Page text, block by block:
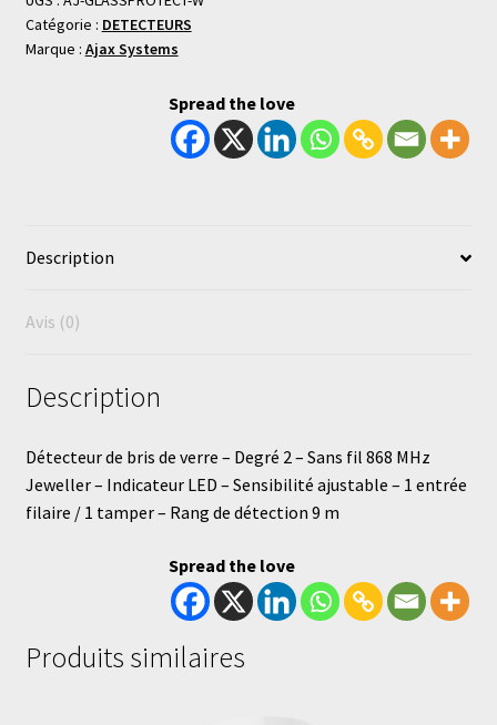
Catégorie : DETECTEURS
Marque : Ajax Systems
Spread the love
Description
Avis (0)
Description
Détecteur de bris de verre – Degré 2 – Sans fil 868 MHz
Jeweller – Indicateur LED – Sensibilité ajustable – 1 entrée
filaire / 1 tamper – Rang de détection 9 m
Spread the love
Produits similaires